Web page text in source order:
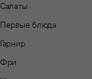
Салаты
Первые блюда
Гарнир
Фри